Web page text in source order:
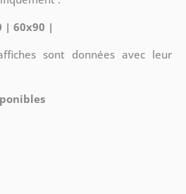
| 60x90 |
sont données avec leur